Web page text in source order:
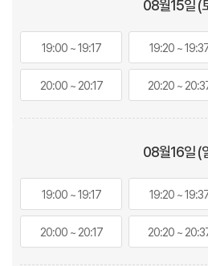
08월15일 (
19:00 ~ 19:17 19:20 ~
20:00 ~ 20:17 20:20 ~
08월16일 (
19:00 ~ 19:17 19:20 ~
20:00 ~ 20:17 20:20 ~